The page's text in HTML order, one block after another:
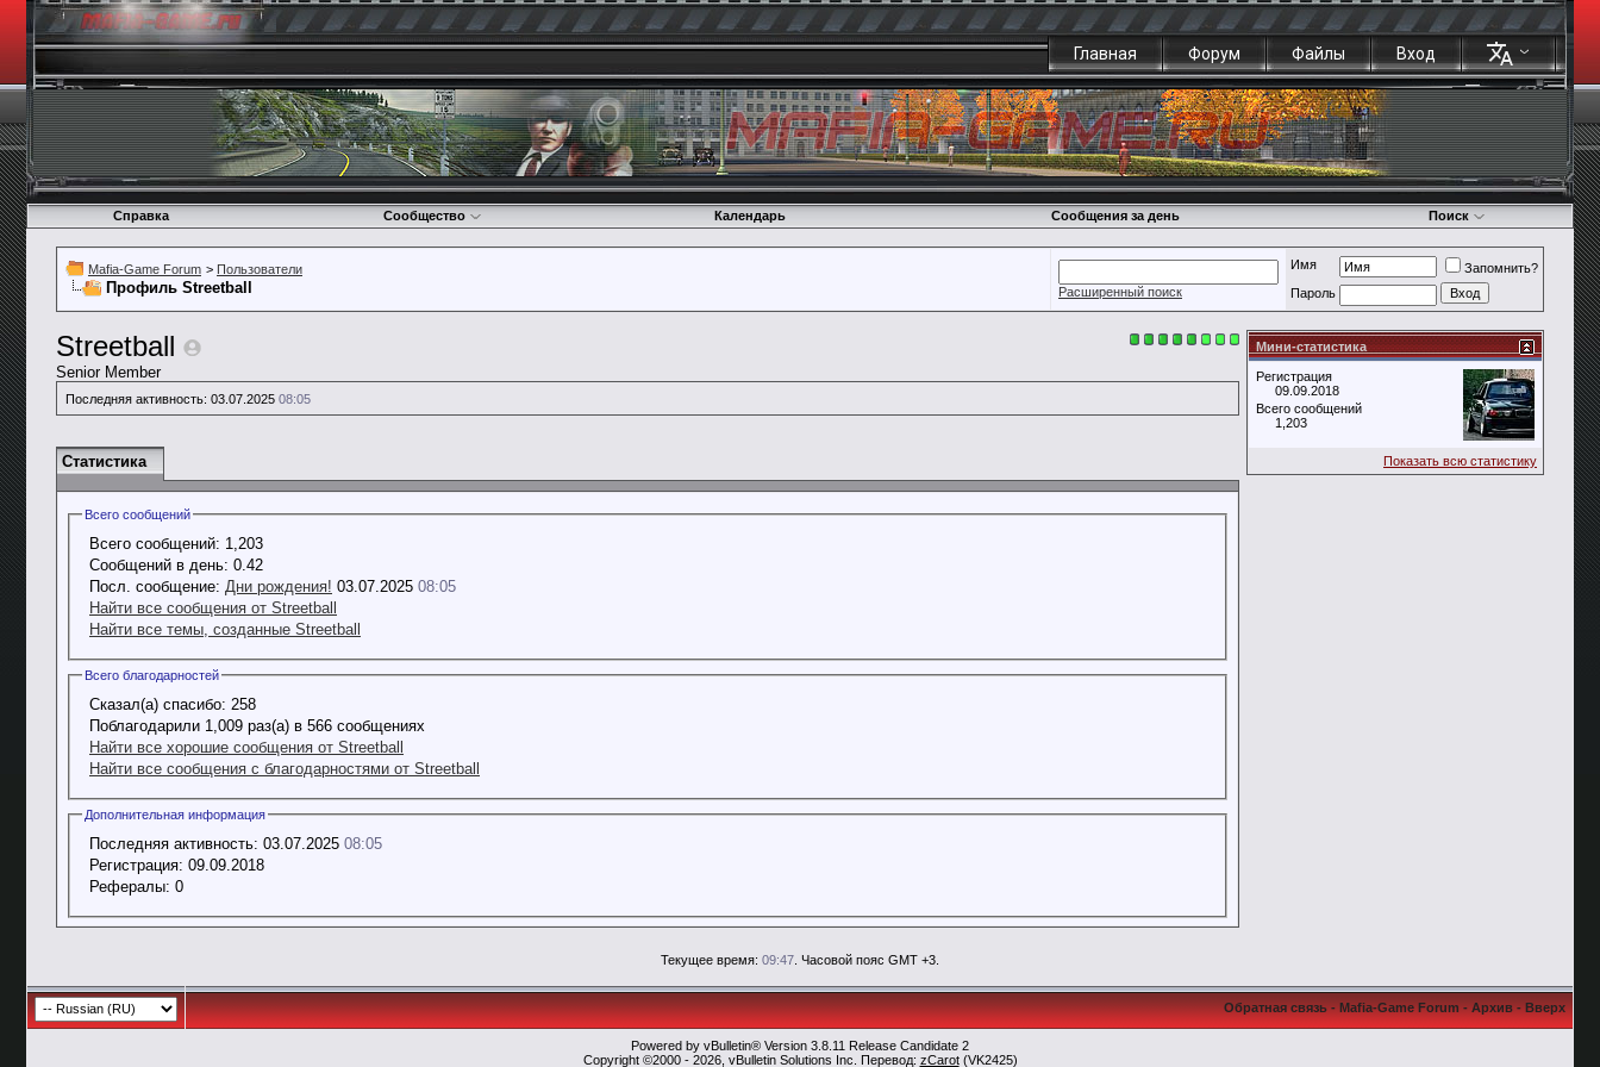
Главная Форум Файлы Вход
Справка Сообщество Календарь Сообщения за день Поиск
Mafia-Game Forum > Пользователи
Профиль Streetball Расширенный поиск
Имя
Запомнить?
Пароль
Streetball
Senior Member
Последняя активность: 03.07.2025 08:05
Статистика
Всего сообщений
Всего сообщений: 1,203
Сообщений в день: 0.42
Посл. сообщение: Дни рождения! 03.07.2025 08:05
Найти все сообщения от Streetball
Найти все темы, созданные Streetball
Всего благодарностей
Сказал(а) спасибо: 258
Поблагодарили 1,009 раз(а) в 566 сообщениях
Найти все хорошие сообщения от Streetball
Найти все сообщения с благодарностями от Streetball
Дополнительная информация
Последняя активность: 03.07.2025 08:05
Регистрация: 09.09.2018
Рефералы: 0
Мини-статистика
Регистрация
09.09.2018
Всего сообщений
1,203
Показать всю статистику
Текущее время: 09:47 . Часовой пояс GMT +3.
Обратная связь-Mafia-Game Forum-Архив-Вверх
Powered by vBulletin® Version 3.8.11 Release Candidate 2
Copyright ©2000 - 2026, vBulletin Solutions Inc. Перевод: zCarot(VK2425)